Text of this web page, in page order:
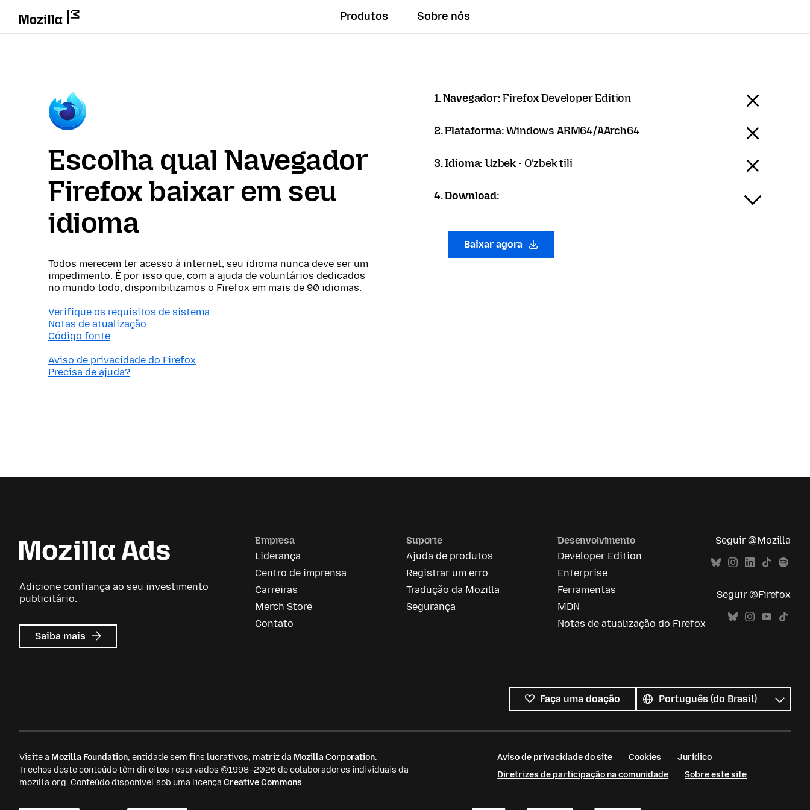
Produtos Sobre nós
Escolha qual Navegador
Firefox baixar em seu
idioma
Todos merecem ter acesso à internet, seu idioma nunca deve ser um
impedimento. É por isso que, com a ajuda de voluntários dedicados
no mundo todo, disponibilizamos o Firefox em mais de 90 idiomas.
Verifique os requisitos de sistema
Notas de atualização
Código fonte
Aviso de privacidade do Firefox
Precisa de ajuda?
1. Navegador:Firefox Developer Edition
2. Plataforma:Windows ARM64/AArch64
3. Idioma:Uzbek - Oʻzbek tili
4. Download:
Baixar agora
Adicione confiança ao seu investimento
publicitário.
Saiba mais sobre
Mozilla
Empresa
Liderança
Centro de imprensa
Carreiras
Merch Store
Contato
Suporte
Ajuda de produtos
Registrar um erro
Tradução da Mozilla
Segurança
Desenvolvimento
Developer Edition
Enterprise
Ferramentas
MDN
Notas de atualização do Firefox
Seguir @Mozilla
Seguir @Firefox
Faça uma doação
os
idiomas
Idioma
Visite a Mozilla Foundation, entidade sem fins lucrativos, matriz da Mozilla Corporation.
Trechos deste conteúdo têm direitos reservados ©1998–2026 de colaboradores individuais da
mozilla.org. Conteúdo disponível sob uma licença Creative Commons.
Aviso de privacidade do site Cookies
Jurídico
Diretrizes de participação na comunidade
Sobre este site